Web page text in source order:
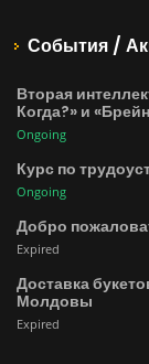
События /
Вторая
Когда?» и
Ongoing
Курс по
Ongoing
Добро
Expired
Доставка
Молдовы
Expired